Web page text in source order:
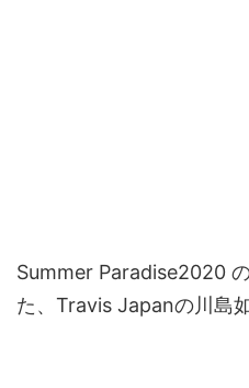
Summer Paradise2020
た、Travis Japanの川島